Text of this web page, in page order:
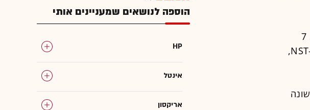
התופעה עדיין לא מוכרת בישראל, אך בארה"ב היא צוברת תאוצה ונפח כלכלי. 7
מיליארד דולר זרמו לחברות לא פעילות בשנים 2000-2008, כך על-פי ארגון ה-NST,
הוספה לנושאים שמעניינים אותי
HP
אינטל
אריקסון